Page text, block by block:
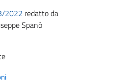
2022 redatto da
Spanò